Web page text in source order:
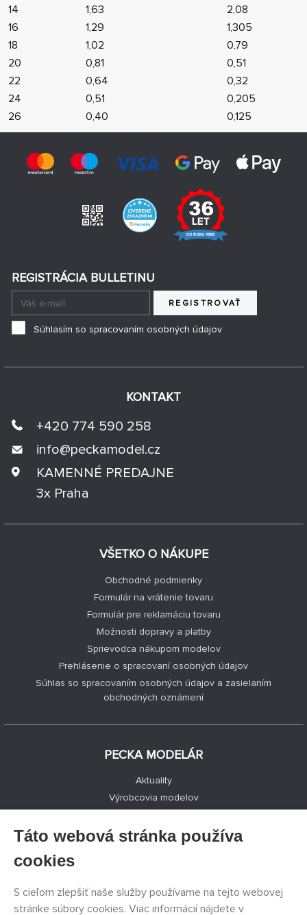
14
1,63
2,08
16
1,29
1,305
18
1,02
0,79
20
0,81
0,51
22
0,64
0,32
24
0,51
0,205
26
0,40 0,125
VŠETKO O NÁKUPE
Obchodné podmienky
Formulár na vrátenie tovaru
Formulár pre reklamáciu tovaru
Možnosti dopravy a platby
Sprievodca nákupom modelov
Prehlásenie o spracovaní osobných údajov
Súhlas so spracovaním osobných údajov a zasielaním
obchodných oznámení
PECKA MODELÁR
Aktuality
Výrobcovia modelov
Kontakty
Facebook
KONTAKT
+420 774 590 258
info@peckamodel.cz
KAMENNÉ PREDAJNE
3x Praha
REGISTRÁCIA BULLETINU
REGISTROVAŤ
Súhlasím so spracovaním osobných údajov
Táto webová stránka používa
cookies
S cieľom zlepšiť naše služby používame na tejto webovej
stránke súbory cookies. Viac informácií nájdete v